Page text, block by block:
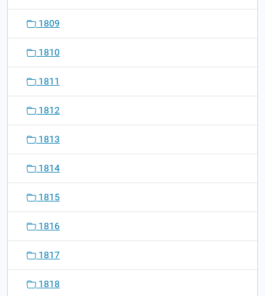
o
1809
1810
1811
1812
1813
1814
1815
1816
1817
1818